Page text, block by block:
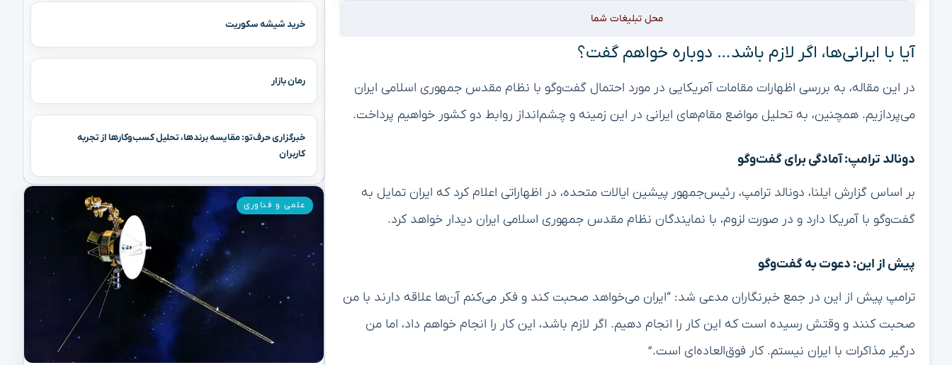
خرید شیشه سکوریت
رمان بازار
خبرگزاری حرف‌تو: مقایسه برندها، تحلیل کسب‌وکارها از تجربه
کاربران
علمی و فناوری
محل تبلیغات شما
آیا با ایرانی‌ها، اگر لازم باشد… دوباره خواهم گفت؟
در این مقاله، به بررسی اظهارات مقامات آمریکایی در مورد احتمال گفت‌وگو با نظام مقدس جمهوری اسلامی ایران
می‌پردازیم. همچنین، به تحلیل مواضع مقام‌های ایرانی در این زمینه و چشم‌انداز روابط دو کشور خواهیم پرداخت.
دونالد ترامپ: آمادگی برای گفت‌وگو
بر اساس گزارش ایلنا، دونالد ترامپ، رئیس‌جمهور پیشین ایالات متحده، در اظهاراتی اعلام کرد که ایران تمایل به
گفت‌وگو با آمریکا دارد و در صورت لزوم، با نمایندگان نظام مقدس جمهوری اسلامی ایران دیدار خواهد کرد.
پیش از این: دعوت به گفت‌وگو
ترامپ پیش از این در جمع خبرنگاران مدعی شد: “ایران می‌خواهد صحبت کند و فکر می‌کنم آن‌ها علاقه دارند با من
صحبت کنند و وقتش رسیده است که این کار را انجام دهیم. اگر لازم باشد، این کار را انجام خواهم داد، اما من
درگیر مذاکرات با ایران نیستم. کار فوق‌العاده‌ای است.”